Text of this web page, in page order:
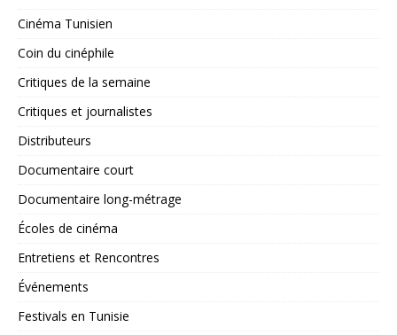
Cinéma Tunisien
Coin du cinéphile
Critiques de la semaine
Critiques et journalistes
Distributeurs
Documentaire court
Documentaire long-métrage
Écoles de cinéma
Entretiens et Rencontres
Événements
Festivals en Tunisie